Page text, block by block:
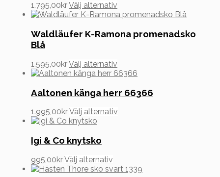
De
olika
alternativen
kan
produktsidan
1.795,00krVälj alternativ
här
har
olika
alternativen
kan
väljas
produktsidan
Waldläufer K-Ramona promenadsko
Blå
1.595,00krVälj alternativ
här
har
varianter.
på
Aaltonen känga herr 66366
1.995,00krVälj alternativ
De
Igi & Co knytsko
995,00krVälj alternativ
här